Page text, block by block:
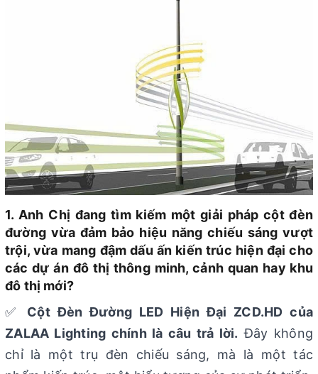
1. Anh Chị đang tìm kiếm một giải pháp cột đèn
đường vừa đảm bảo hiệu năng chiếu sáng vượt
trội, vừa mang đậm dấu ấn kiến trúc hiện đại cho
các dự án đô thị thông minh, cảnh quan hay khu
đô thị mới?
✅ Cột Đèn Đường LED Hiện Đại ZCD.HD của
ZALAA Lighting chính là câu trả lời. Đây không
chỉ là một trụ đèn chiếu sáng, mà là một tác